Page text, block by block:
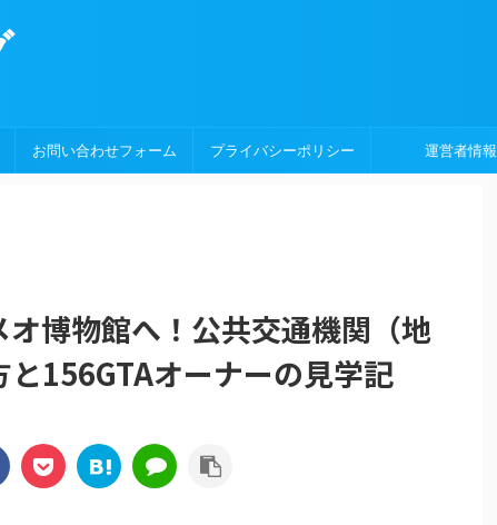
お問い合わせフォーム プライバシーポリシー 運営者情報
博物館へ！公共交通機関（地
156GTAオーナーの見学記